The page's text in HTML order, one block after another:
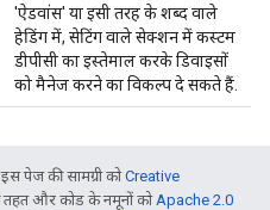
'ऐडवांस' या इसी तरह के शब्द वाले
हेडिंग में, सेटिंग वाले सेक्शन में कस्टम
डीपीसी का इस्तेमाल करके डिवाइसों
को मैनेज करने का विकल्प दे सकते हैं.
पेज की सामग्री कोCreative
और कोड के नमूनों कोApache 2.0